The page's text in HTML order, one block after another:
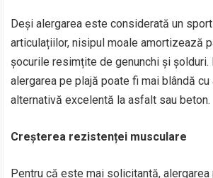
Deși alergarea este considerată un
articulațiilor, nisipul moale amortizează
șocurile resimțite de genunchi și șolduri.
alergarea pe plajă poate fi mai blândă
alternativă excelentă la asfalt sau beton.
Creșterea rezistenței musculare
Pentru că este mai solicitantă,